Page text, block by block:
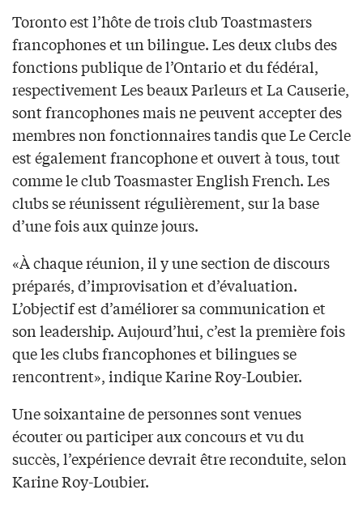
Toronto est l’hôte de trois club Toastmasters
francophones et un bilingue. Les deux clubs des
fonctions publique de l’Ontario et du fédéral,
respectivement Les beaux Parleurs et La Causerie,
sont francophones mais ne peuvent accepter des
membres non fonctionnaires tandis que Le Cercle
est également francophone et ouvert à tous, tout
comme le club Toasmaster English French. Les
clubs se réunissent régulièrement, sur la base
d’une fois aux quinze jours.
«À chaque réunion, il y une section de discours
préparés, d’improvisation et d’évaluation.
L’objectif est d’améliorer sa communication et
son leadership. Aujourd’hui, c’est la première fois
que les clubs francophones et bilingues se
rencontrent», indique Karine Roy-Loubier.
Une soixantaine de personnes sont venues
écouter ou participer aux concours et vu du
succès, l’expérience devrait être reconduite, selon
Karine Roy-Loubier.